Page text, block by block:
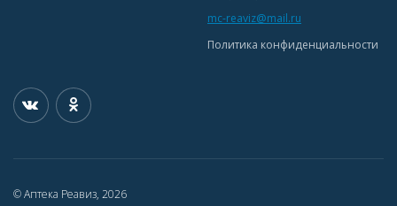
mc-reaviz@mail.ru
Политика конфиденциальности
© Аптека Реавиз, 2026